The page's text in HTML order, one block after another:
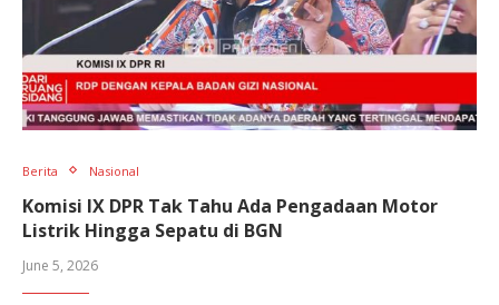
Berita Nasional
Komisi IX DPR Tak Tahu Ada Pengadaan Motor
Listrik Hingga Sepatu di BGN
June 5, 2026